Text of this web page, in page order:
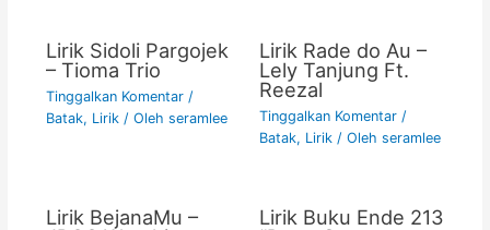
Lirik Sidoli Pargojek
– Tioma Trio
Tinggalkan Komentar /
Batak, Lirik/ Oleh seramlee
Lirik Rade do Au –
Lely Tanjung Ft.
Reezal
Tinggalkan Komentar /
Batak, Lirik/ Oleh seramlee
Lirik BejanaMu –
Lirik Buku Ende 213